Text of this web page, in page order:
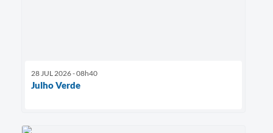
28 JUL 2026 - 08h40
Julho Verde